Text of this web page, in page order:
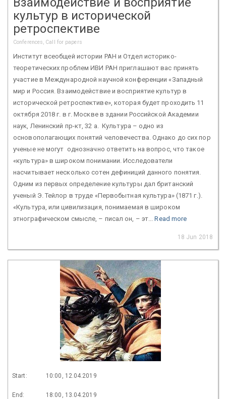
культур в исторической
ретроспективе
Conferences, Call for papers
Институт всеобщей истории РАН и Отдел историко-
теоретических проблем ИВИ РАН приглашают вас принять
участие в Международной научной конференции «Западный
мир и Россия. Взаимодействие и восприятие культур в
исторической ретроспективе», которая будет проходить 11
октября 2018 г. в г. Москве в здании Российской Академии
наук, Ленинский пр-кт, 32 а. Культура – одно из
основополагающих понятий человечества. Однако до сих пор
ученые не могут однозначно ответить на вопрос, что такое
«культура» в широком понимании. Исследователи
насчитывает несколько сотен дефиниций данного понятия.
Одним из первых определение культуры дал британский
ученый Э. Тейлор в труде «Первобытная культура» (1871 г.).
«Культура, или цивилизация, понимаемая в широком
этнографическом смысле, – писал он, – эт...Read more
18 Jun 2018
Start: 10:00, 12.04.2019
End: 18:00, 13.04.2019